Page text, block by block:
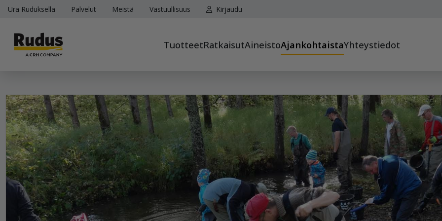
Ura Ruduksella Palvelut Meistä Vastuullisuus Kirjaudu
TuotteetRatkaisutAineistoAjankohtaistaYhteystiedot